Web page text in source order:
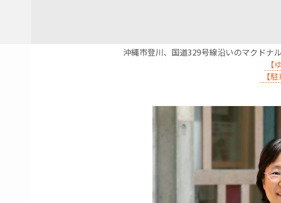
沖縄市登川、国道329号線沿いのマクドナ
【